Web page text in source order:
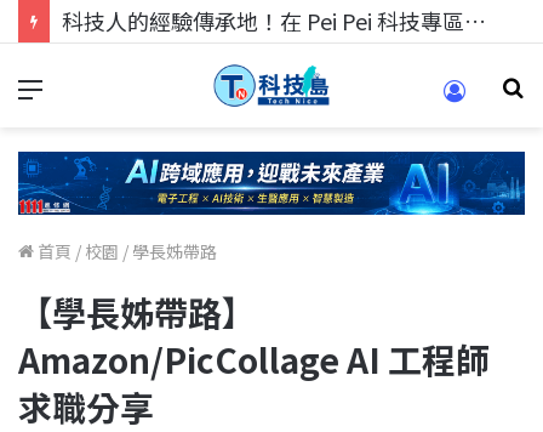
科技人找工作，就到TECH+ 科技專區!
首頁 / 校園 / 學長姊帶路
【學長姊帶路】
Amazon/PicCollage AI 工程師
求職分享